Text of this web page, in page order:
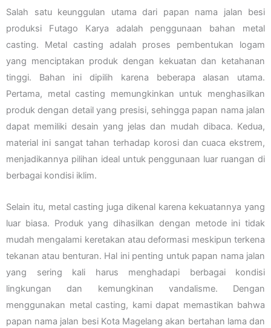
Salah satu keunggulan utama dari papan nama jalan besi
produksi Futago Karya adalah penggunaan bahan metal
casting. Metal casting adalah proses pembentukan logam
yang menciptakan produk dengan kekuatan dan ketahanan
tinggi. Bahan ini dipilih karena beberapa alasan utama.
Pertama, metal casting memungkinkan untuk menghasilkan
produk dengan detail yang presisi, sehingga papan nama jalan
dapat memiliki desain yang jelas dan mudah dibaca. Kedua,
material ini sangat tahan terhadap korosi dan cuaca ekstrem,
menjadikannya pilihan ideal untuk penggunaan luar ruangan di
berbagai kondisi iklim.
Selain itu, metal casting juga dikenal karena kekuatannya yang
luar biasa. Produk yang dihasilkan dengan metode ini tidak
mudah mengalami keretakan atau deformasi meskipun terkena
tekanan atau benturan. Hal ini penting untuk papan nama jalan
yang sering kali harus menghadapi berbagai kondisi
lingkungan dan kemungkinan vandalisme. Dengan
menggunakan metal casting, kami dapat memastikan bahwa
papan nama jalan besi Kota Magelang akan bertahan lama dan